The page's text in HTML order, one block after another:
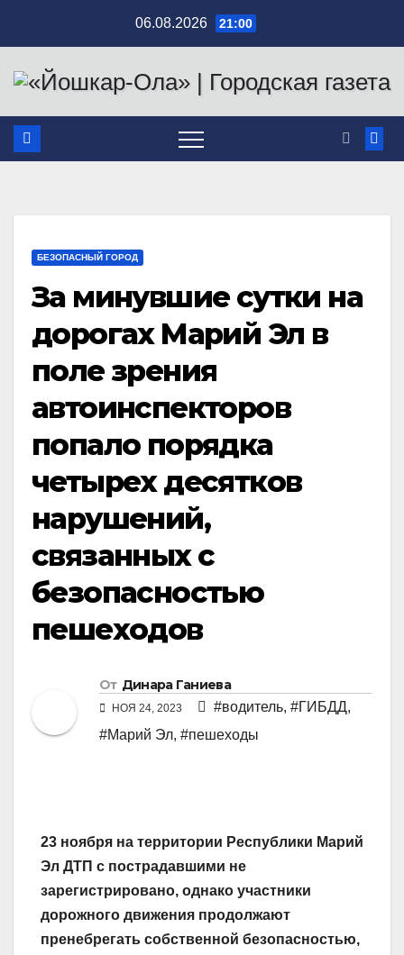
содержимому
06.08.2026 21:00
БЕЗОПАСНЫЙ ГОРОД
За минувшие сутки на
дорогах Марий Эл в
поле зрения
автоинспекторов
попало порядка
четырех десятков
нарушений,
связанных с
безопасностью
пешеходов
От Динара Ганиева
НОЯ 24, 2023 #водитель, #ГИБДД,
#Марий Эл, #пешеходы
23 ноября на территории Республики Марий
Эл ДТП с пострадавшими не
зарегистрировано, однако участники
дорожного движения продолжают
пренебрегать собственной безопасностью,